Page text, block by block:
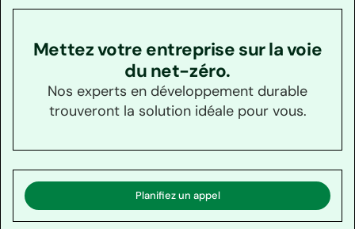
Mettez votre entreprise sur la voie
du net-zéro.
Nos experts en développement durable
trouveront la solution idéale pour vous.
Planifiez un appel